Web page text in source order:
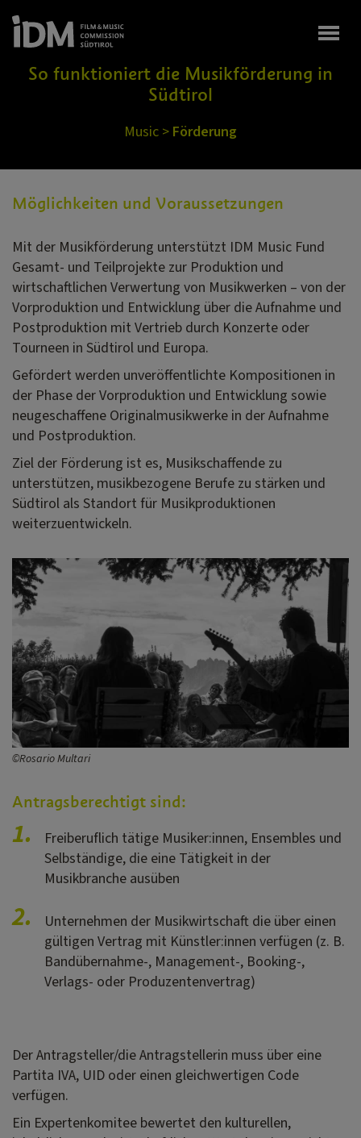
So funktioniert die Musikförderung in
Südtirol
Music > Förderung
Möglichkeiten und Voraussetzungen
Mit der Musikförderung unterstützt IDM Music Fund
Gesamt- und Teilprojekte zur Produktion und
wirtschaftlichen Verwertung von Musikwerken – von der
Vorproduktion und Entwicklung über die Aufnahme und
Postproduktion mit Vertrieb durch Konzerte oder
Tourneen in Südtirol und Europa.
Gefördert werden unveröffentlichte Kompositionen in
der Phase der Vorproduktion und Entwicklung sowie
neugeschaffene Originalmusikwerke in der Aufnahme
und Postproduktion.
Ziel der Förderung ist es, Musikschaffende zu
unterstützen, musikbezogene Berufe zu stärken und
Südtirol als Standort für Musikproduktionen
weiterzuentwickeln.
©Rosario Multari
Antragsberechtigt sind:
1.
Freiberuflich tätige Musiker:innen, Ensembles und
Selbständige, die eine Tätigkeit in der
Musikbranche ausüben
2.
Unternehmen der Musikwirtschaft die über einen
gültigen Vertrag mit Künstler:innen verfügen (z. B.
Bandübernahme-, Management-, Booking-,
Verlags- oder Produzentenvertrag)
Der Antragsteller/die Antragstellerin muss über eine
Partita IVA, UID oder einen gleichwertigen Code
verfügen.
Ein Expertenkomitee bewertet den kulturellen,